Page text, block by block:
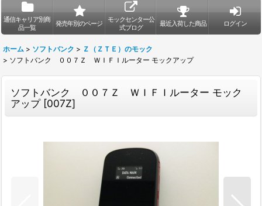
通信キャリア別商
品一覧
発売年別のページ
モックセンター公
式ブログ
最近入荷した商品 ログイン
ホーム > ソフトバンク > Ｚ（ＺＴＥ）のモック
> ソフトバンク ００７Ｚ ＷＩＦＩルーター モックアップ
ソフトバンク ００７Ｚ ＷＩＦＩルーター モック
アップ [007Z]